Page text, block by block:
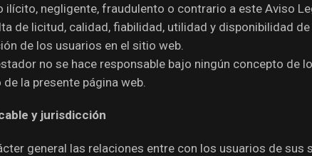
ilícito, negligente, fraudulento o contrario a este Aviso
de licitud, calidad, fiabilidad, utilidad y disponibilidad
de los usuarios en el sitio web.
no se hace responsable bajo ningún concepto de
la presente página web.
y jurisdicción
general las relaciones entre con los usuarios de